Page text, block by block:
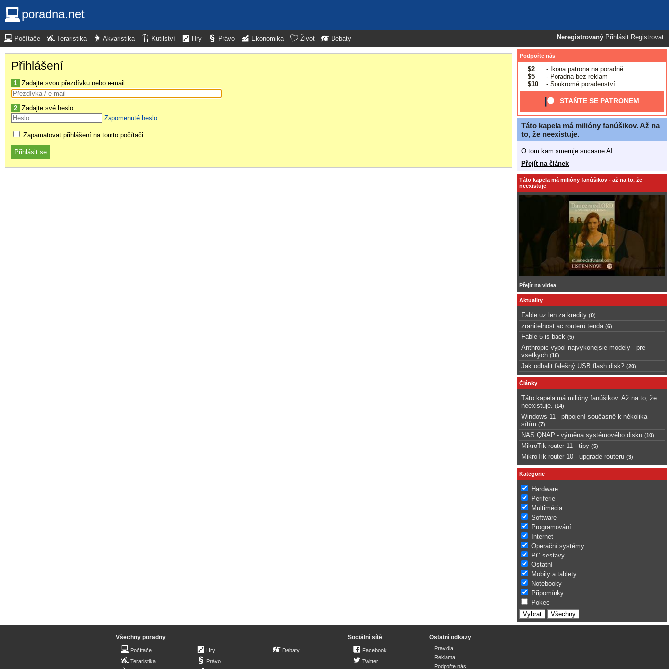
poradna.net
Neregistrovaný Přihlásit Registrovat
Počítače Teraristika Akvaristika Kutilství Hry Právo Ekonomika Život Debaty
Přihlášení
1 Zadajte svou přezdívku nebo e-mail:
2 Zadajte své heslo:
Zapomenuté heslo
Zapamatovat přihlášení na tomto počítači
Podpořte nás
$2
- Ikona patrona na poradně
$5
- Poradna bez reklam
$10
- Soukromé poradenství
STAŇTE SE PATRONEM
Táto kapela má milióny fanúšikov. Až na
to, že neexistuje.
O tom kam smeruje sucasne AI.
Přejít na článek
Táto kapela má milióny fanúšikov - až na to, že
neexistuje
Přejít na videa
Aktuality
Fable uz len za kredity (0)
zranitelnost ac routerů tenda (6)
Fable 5 is back (5)
Anthropic vypol najvykonejsie modely - pre
vsetkych (16)
Jak odhalit falešný USB flash disk? (20)
Články
Táto kapela má milióny fanúšikov. Až na to, že
neexistuje.
(14)
Windows 11 - připojení současně k několika
sítím (7)
NAS QNAP - výměna systémového disku (10)
MikroTik router 11 - tipy (5)
MikroTik router 10 - upgrade routeru (3)
Kategorie
Hardware
Periferie
Multimédia
Software
Programování
Internet
Operační systémy
PC sestavy
Ostatní
Mobily a tablety
Notebooky
Připomínky
Pokec
Všechny poradny
Počítače
Teraristika
Hry
Právo
Debaty
Sociální sítě
Facebook
Twitter
Ostatní odkazy
Pravidla
Reklama
Podpořte nás